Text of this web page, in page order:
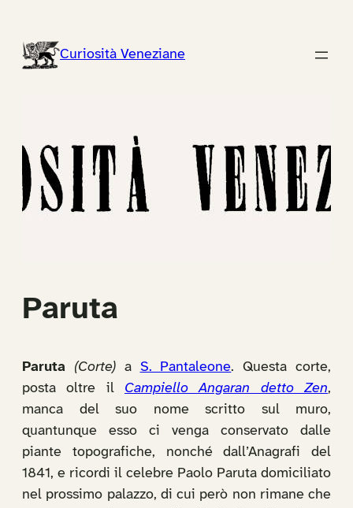
contenutoCuriosità Veneziane
Paruta
Paruta (Corte)a S. Pantaleone. Questa corte,
posta oltre il Campiello Angaran detto Zen,
manca del suo nome scritto sul muro,
quantunque esso ci venga conservato dalle
piante topografiche, nonché dall’Anagrafi del
1841, e ricordi il celebre Paolo Paruta domiciliato
nel prossimo palazzo, di cui però non rimane che